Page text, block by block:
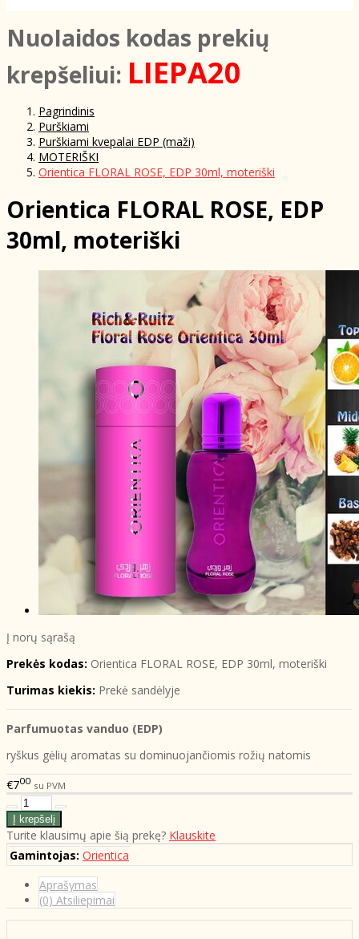
NuoIaidos kodas prekių
krepšeliui: LIEPA20
Pagrindinis
Purškiami
Purškiami kvepalai EDP (maži)
MOTERIŠKI
Orientica FLORAL ROSE, EDP 30ml, moteriški
Orientica FLORAL ROSE, EDP
30ml, moteriški
Į norų sąrašą
Prekės kodas: Orientica FLORAL ROSE, EDP 30ml, moteriški
Turimas kiekis: Prekė sandėlyje
Parfumuotas vanduo (EDP)
ryškus gėlių aromatas su dominuojančiomis rožių natomis
€700 su PVM
Turite klausimų apie šią prekę? Klauskite
Gamintojas: Orientica
Aprašymas
(0) Atsiliepimai